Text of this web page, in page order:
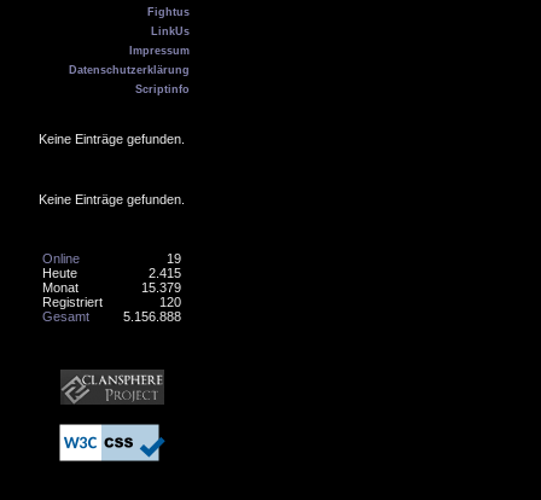
Fightus
LinkUs
Impressum
Datenschutzerklärung
Scriptinfo
Keine Einträge gefunden.
Keine Einträge gefunden.
19
Online
2.415
Heute
15.379
Monat
120
Registriert
5.156.888
Gesamt